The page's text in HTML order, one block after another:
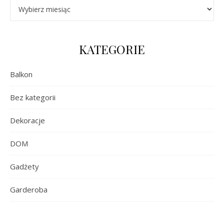
KATEGORIE
Balkon
Bez kategorii
Dekoracje
DOM
Gadżety
Garderoba